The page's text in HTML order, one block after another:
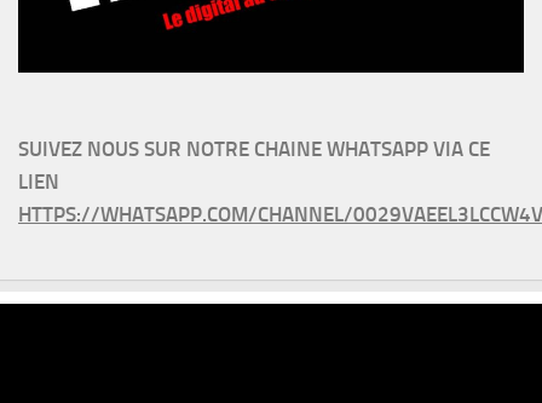
SUIVEZ NOUS SUR NOTRE CHAINE WHATSAPP VIA CE
LIEN
HTTPS://WHATSAPP.COM/CHANNEL/